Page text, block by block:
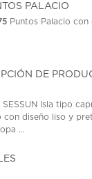
PALACIO
Puntos Palacio con
DE
SESSUN Isla tipo
con diseño liso y
...